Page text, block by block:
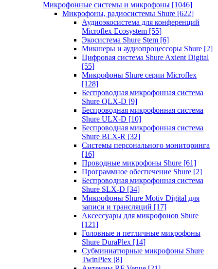
Микрофонные системы и микрофоны [1046]
Микрофоны, радиосистемы Shure [622]
Аудиоэкосистема для конференций
Microflex Ecosystem [55]
Экосистема Shure Stem [6]
Микшеры и аудиопроцессоры Shure [2]
Цифровая система Shure Axient Digital
[55]
Микрофоны Shure серии Microflex
[128]
Беспроводная микрофонная система
Shure QLX-D [9]
Беспроводная микрофонная система
Shure ULX-D [10]
Беспроводная микрофонная система
Shure BLX-R [32]
Системы персонального мониторинга
[16]
Проводные микрофоны Shure [61]
Программное обеспечение Shure [2]
Беспроводная микрофонная система
Shure SLX-D [34]
Микрофоны Shure Motiv Digital для
записи и трансляций [17]
Аксессуары для микрофонов Shure
[121]
Головные и петличные микрофоны
Shure DuraPlex [14]
Субминиатюрные микрофоны Shure
TwinPlex [8]